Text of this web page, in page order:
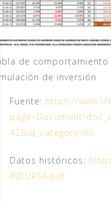
de
de inversión
Fuente: https://
page=Document/
42&id_category=90
Datos históricos:
INBURSA.pdf